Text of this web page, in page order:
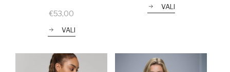
€53,00
VALI
VALI